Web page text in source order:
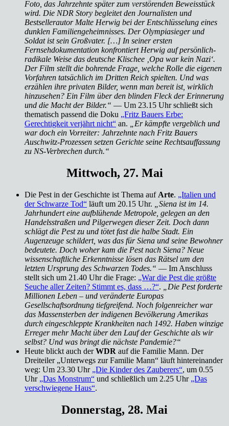
Foto, das Jahrzehnte später zum verstörenden Beweisstück
wird. Die NDR Story begleitet den Journalisten und
Bestsellerautor Malte Herwig bei der Entschlüsselung eines
dunklen Familiengeheimnisses. Der Olympiasieger und
Soldat ist sein Großvater. […] In seiner ersten
Fernsehdokumentation konfrontiert Herwig auf persönlich-
radikale Weise das deutsche Klischee ‚Opa war kein Nazi‘.
Der Film stellt die bohrende Frage, welche Rolle die eigenen
Vorfahren tatsächlich im Dritten Reich spielten. Und was
erzählen ihre privaten Bilder, wenn man bereit ist, wirklich
hinzusehen? Ein Film über den blinden Fleck der Erinnerung
und die Macht der Bilder.“ — Um 23.15 Uhr schließt sich
thematisch passend die Doku „Fritz Bauers Erbe:
Gerechtigkeit verjährt nicht“ an.
„Er kämpfte vergeblich und
war doch ein Vorreiter: Jahrzehnte nach Fritz Bauers
Auschwitz-Prozessen setzen Gerichte seine Rechtsauffassung
zu NS-Verbrechen durch.“
Mittwoch, 27. Mai
Die Pest in der Geschichte ist Thema auf Arte. „Italien und
der Schwarze Tod“ läuft um 20.15 Uhr.
„Siena ist im 14.
Jahrhundert eine aufblühende Metropole, gelegen an den
Handelsstraßen und Pilgerwegen dieser Zeit. Doch dann
schlägt die Pest zu und tötet fast die halbe Stadt. Ein
Augenzeuge schildert, was das für Siena und seine Bewohner
bedeutete. Doch woher kam die Pest nach Siena? Neue
wissenschaftliche Erkenntnisse lösen das Rätsel um den
letzten Ursprung des Schwarzen Todes.“ — Im Anschluss
stellt sich um 21.40 Uhr die Frage: „War die Pest die größte
Seuche aller Zeiten? Stimmt es, dass …?“.
„Die Pest forderte
Millionen Leben – und veränderte Europas
Gesellschaftsordnung tiefgreifend. Noch folgenreicher war
das Massensterben der indigenen Bevölkerung Amerikas
durch eingeschleppte Krankheiten nach 1492. Haben winzige
Erreger mehr Macht über den Lauf der Geschichte als wir
selbst? Und was bringt die nächste Pandemie?“
Heute blickt auch derWDR auf die Familie Mann. Der
Dreiteiler „Unterwegs zur Familie Mann“ läuft hintereinander
weg: Um 23.30 Uhr „Die Kinder des Zauberers“, um 0.55
Uhr „Das Monstrum“ und schließlich um 2.25 Uhr „Das
verschwiegene Haus“.
Donnerstag, 28. Mai